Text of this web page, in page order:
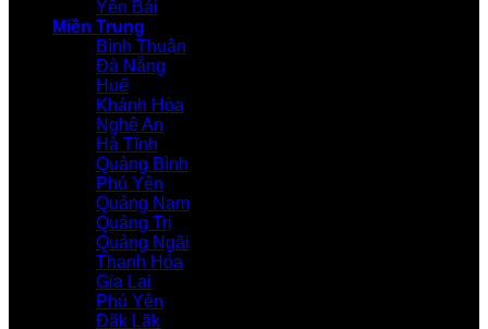
Yên Bái
Miền Trung
Bình Thuận
Đà Nẵng
Huế
Khánh Hòa
Nghệ An
Hà Tĩnh
Quảng Bình
Phú Yên
Quảng Nam
Quảng Trị
Quảng Ngãi
Thanh Hóa
Gia Lai
Phú Yên
Đăk Lăk